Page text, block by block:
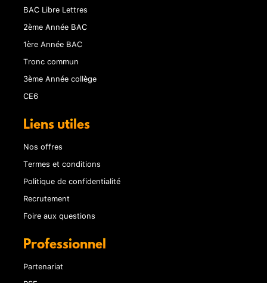
BAC Libre Lettres
2ème Année BAC
1ère Année BAC
Tronc commun
3ème Année collège
CE6
Liens utiles
Nos offres
Termes et conditions
Politique de confidentialité
Recrutement
Foire aux questions
Professionnel
Partenariat